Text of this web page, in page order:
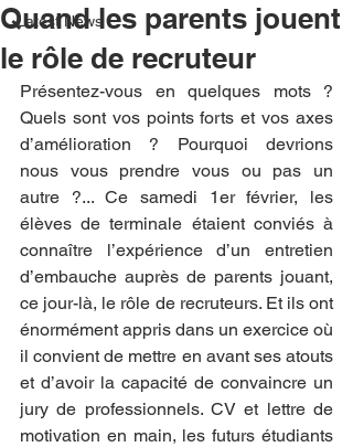
Latest News
Quand les parents jouent
le rôle de recruteur
Présentez-vous en quelques mots ?
Quels sont vos points forts et vos axes
d’amélioration ? Pourquoi devrions
nous vous prendre vous ou pas un
autre ?... Ce samedi 1er février, les
élèves de terminale étaient conviés à
connaître l’expérience d’un entretien
d’embauche auprès de parents jouant,
ce jour-là, le rôle de recruteurs. Et ils ont
énormément appris dans un exercice où
il convient de mettre en avant ses atouts
et d’avoir la capacité de convaincre un
jury de professionnels. CV et lettre de
motivation en main, les futurs étudiants